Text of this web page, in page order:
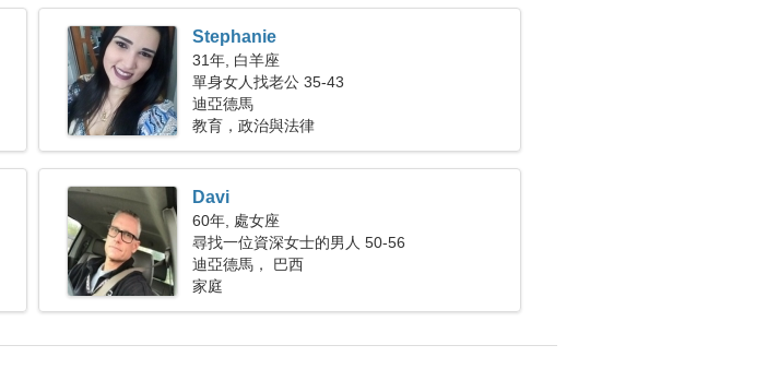
Stephanie
31年, 白羊座
單身女人找老公 35-43
迪亞德馬
教育，政治與法律
Davi
60年, 處女座
尋找一位資深女士的男人 50-56
迪亞德馬， 巴西
家庭